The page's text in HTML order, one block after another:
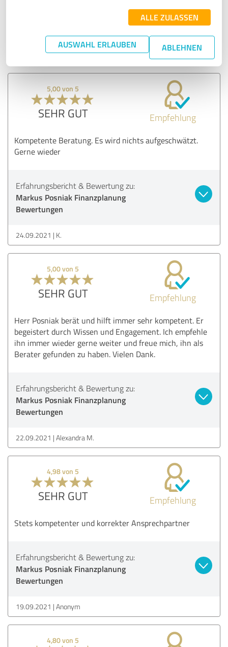
ALLE ZULASSEN
AUSWAHL ERLAUBEN ABLEHNEN
14.03.2022 Katharina R.
5,00 von 5
SEHR GUT Empfehlung
Kompetente Beratung. Es wird nichts aufgeschwätzt.
Gerne wieder
Erfahrungsbericht & Bewertung zu:
Markus Posniak Finanzplanung
Bewertungen
24.09.2021 K.
5,00 von 5
SEHR GUT Empfehlung
Herr Posniak berät und hilft immer sehr kompetent. Er
begeistert durch Wissen und Engagement. Ich empfehle
ihn immer wieder gerne weiter und freue mich, ihn als
Berater gefunden zu haben. Vielen Dank.
Erfahrungsbericht & Bewertung zu:
Markus Posniak Finanzplanung
Bewertungen
22.09.2021 Alexandra M.
4,98 von 5
SEHR GUT Empfehlung
Stets kompetenter und korrekter Ansprechpartner
Erfahrungsbericht & Bewertung zu:
Markus Posniak Finanzplanung
Bewertungen
19.09.2021 Anonym
4,80 von 5